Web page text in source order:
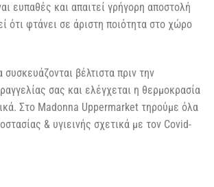
ευπαθές και απαιτεί γρήγορη αποστολή
ότι φτάνει σε άριστη ποιότητα στο χώρο
βέλτιστα πριν την
σας και ελέγχεται η θερμοκρασία
Στο Madonna Uppermarket τηρούμε όλα
& υγιεινής σχετικά με τον Covid-